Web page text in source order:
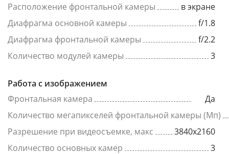
Расположение фронтальной камеры
в экране
Диафрагма основной камеры
f/1.8
Диафрагма фронтальной камеры
f/2.2
Количество модулей камеры
3
Работа с изображением
Фронтальная камера
Да
Количество мегапикселей фронтальной камеры (Мп)
Разрешение при видеосъемке, макс
3840x2160
Количество основных камер
3